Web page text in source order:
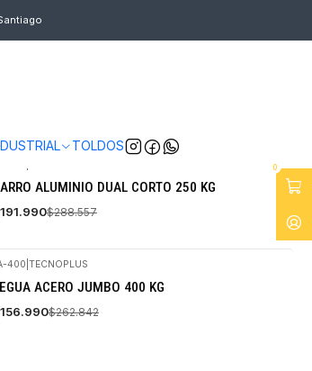
TOLDOS
0
-33%
OFF
ALUMINIO DUAL CORTO 250 KG
$288.557
-40%
OFF
400 TECNOPLUS
ACERO JUMBO 400 KG
$262.842